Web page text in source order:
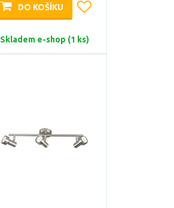
DO KOŠÍKU
Skladem e-shop (1 ks)